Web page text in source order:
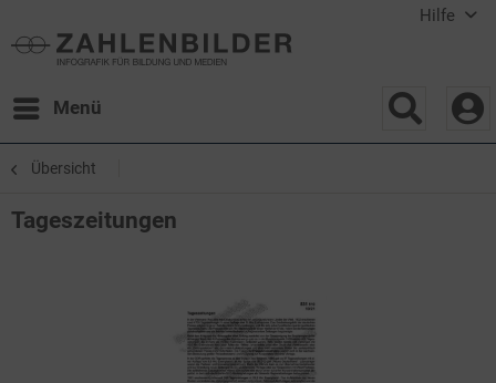
Hilfe
Menü
Übersicht
Tageszeitungen